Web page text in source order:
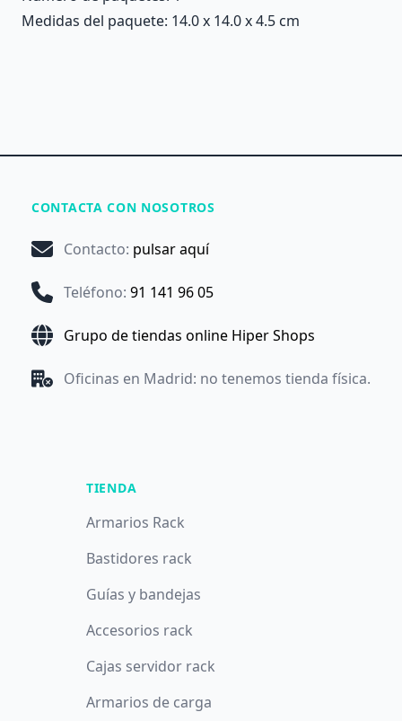
Medidas del paquete: 14.0 x 14.0 x 4.5 cm
CONTACTA CON NOSOTROS
Contacto: pulsar aquí
Teléfono: 91 141 96 05
Grupo de tiendas online Hiper Shops
Oficinas en Madrid: no tenemos tienda física.
TIENDA
Armarios Rack
Bastidores rack
Guías y bandejas
Accesorios rack
Cajas servidor rack
Armarios de carga